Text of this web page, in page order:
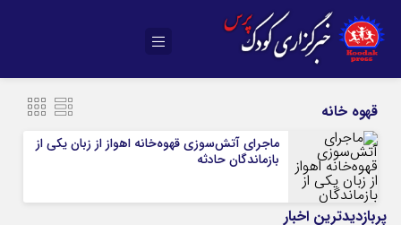
قهوه خانه
ماجرای آتش‌سوزی قهوه‌خانه‌ اهواز از زبان یکی از
بازماندگان حادثه
پربازدیدترین اخبار